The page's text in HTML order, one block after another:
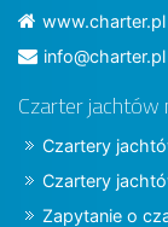
www.charter.pl
info@charter.pl
Czarter jachtów
Czartery
Czartery
Zapytanie o